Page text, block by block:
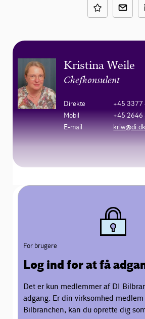
Kristina Weile
Chefkonsulent
Direkte
+45 3377
Mobil
+45 2646
E-mail
For brugere
Log ind for at få
Det er kun medlemmer af DI
adgang. Er din virksomhed medlem
Bilbranchen, kan du oprette dig